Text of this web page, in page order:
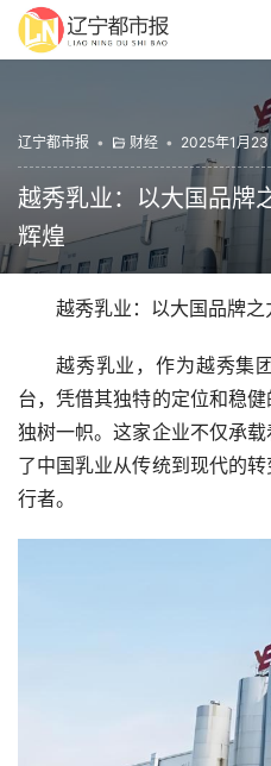
辽宁都市报 • 财经 • 2025年1月
越秀乳业：以大国品牌
辉煌
越秀乳业：以大国品牌
越秀乳业，作为越秀集
台，凭借其独特的定位和稳
独树一帜。这家企业不仅承
了中国乳业从传统到现代的
行者。